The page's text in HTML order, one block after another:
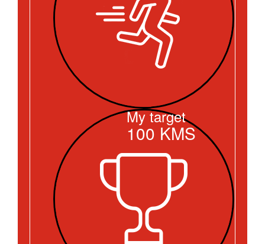
My target
100 KMS